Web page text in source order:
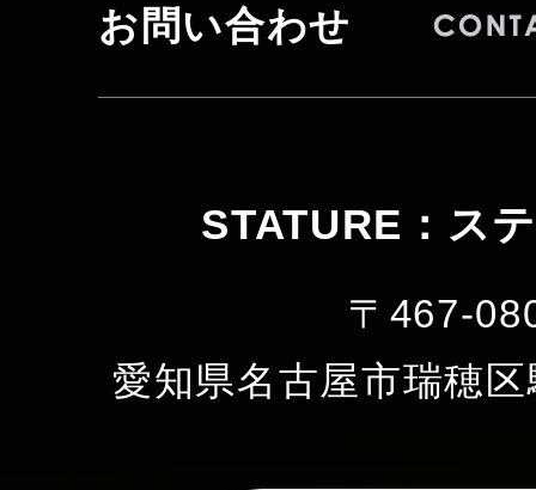
お問い合わせ
STATURE：ス
〒467-
愛知県名古屋市瑞穂